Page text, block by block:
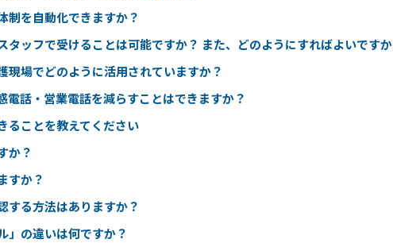
制を自動化できますか？
タッフで受けることは可能ですか？ また、どのようにすればよいです
現場でどのように活用されていますか？
電話・営業電話を減らすことはできますか？
ることを教えてください
か？
すか？
する方法はありますか？
」の違いは何ですか？